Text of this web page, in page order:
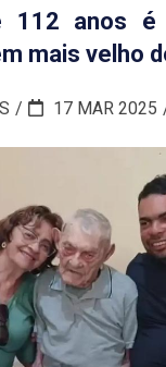
112 anos é
mais velho
17 MAR 2025